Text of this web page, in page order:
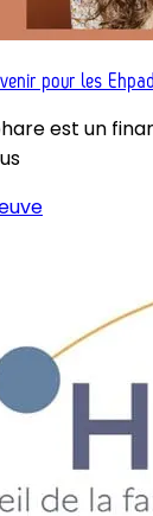
pour les Ehpad
est un